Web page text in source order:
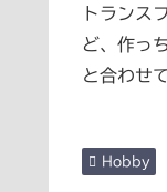
トランス
ど、作っ
と合わせ
Hobby